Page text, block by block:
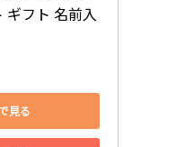
フト 名前入
見る